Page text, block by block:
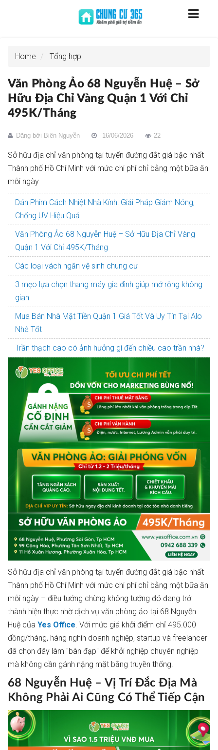
Home Tổng hợp
Văn Phòng Ảo 68 Nguyễn Huệ – Sở
Hữu Địa Chỉ Vàng Quận 1 Với Chỉ
495K/Tháng
Đăng bởi Biên Nguyễn 16/06/2026 22
Sở hữu địa chỉ văn phòng tại tuyến đường đắt giá bậc nhất
Thành phố Hồ Chí Minh với mức chi phí chỉ bằng một bữa ăn
mỗi ngày
Dán Phim Cách Nhiệt Nhà Kính: Giải Pháp Giảm Nóng,
Chống UV Hiệu Quả
Văn Phòng Ảo 68 Nguyễn Huệ – Sở Hữu Địa Chỉ Vàng
Quận 1 Với Chỉ 495K/Tháng
Các loại vách ngăn vệ sinh chung cư
3 mẹo lựa chọn thang máy gia đình giúp mở rộng không
gian
Mua Bán Nhà Mặt Tiền Quận 1 Giá Tốt Và Uy Tín Tại Alo
Nhà Tốt
Trần thạch cao có ảnh hưởng gì đến chiều cao trần nhà?
Sở hữu địa chỉ văn phòng tại tuyến đường đắt giá bậc nhất
Thành phố Hồ Chí Minh với mức chi phí chỉ bằng một bữa ăn
mỗi ngày – điều tưởng chừng không tưởng đó đang trở
thành hiện thực nhờ dịch vụ văn phòng ảo tại 68 Nguyễn
Huệ của Yes Office. Với mức giá khởi điểm chỉ 495.000
đồng/tháng, hàng nghìn doanh nghiệp, startup và freelancer
đã chọn đây làm "bàn đạp" để khởi nghiệp chuyên nghiệp
mà không cần gánh nặng mặt bằng truyền thống.
68 Nguyễn Huệ – Vị Trí Đắc Địa Mà
Không Phải Ai Cũng Có Thể Tiếp Cận